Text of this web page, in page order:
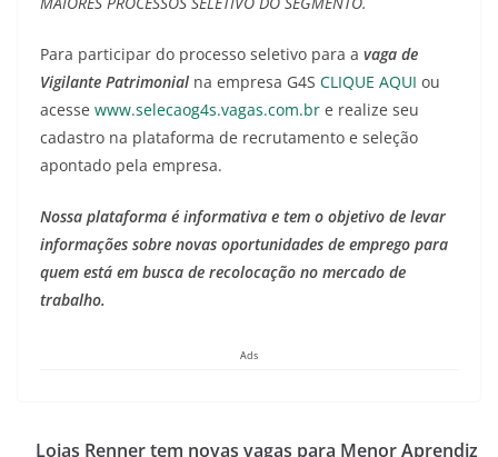
Para participar do processo seletivo para a vaga de
Vigilante Patrimonial na empresa G4S CLIQUE AQUI ou
acesse www.selecaog4s.vagas.com.br e realize seu
cadastro na plataforma de recrutamento e seleção
apontado pela empresa.
Nossa plataforma é informativa e tem o objetivo de levar
informações sobre novas oportunidades de emprego para
quem está em busca de recolocação no mercado de
trabalho.
Ads
Lojas Renner tem novas vagas para Menor Aprendiz